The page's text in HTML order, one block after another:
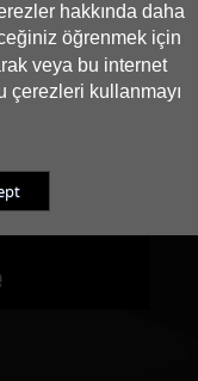
hakkında daha
öğrenmek için
veya bu internet
çerezleri kullanmayı